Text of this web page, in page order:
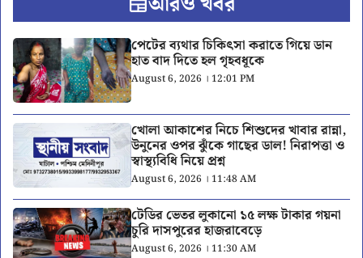
পেটের ব্যথার চিকিৎসা করাতে গিয়ে ডান
হাত বাদ দিতে হল গৃহবধূকে
August 6, 2026 । 12:01 PM
খোলা আকাশের নিচে শিশুদের খাবার রান্না,
উনুনের ওপর ঝুঁকে গাছের ডাল! নিরাপত্তা ও
স্বাস্থ্যবিধি নিয়ে প্রশ্ন
August 6, 2026 । 11:48 AM
টেডির ভেতর লুকানো ১৫ লক্ষ টাকার গয়না
চুরি দাসপুরের হাজরাবেড়ে
August 6, 2026 । 11:30 AM